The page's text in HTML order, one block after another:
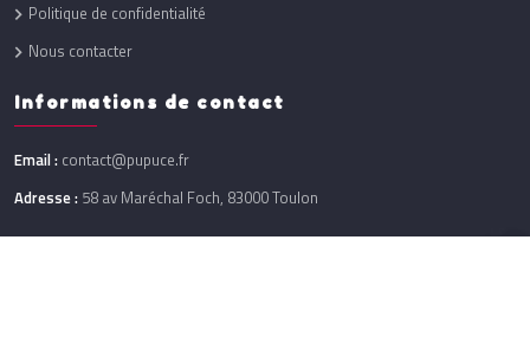
Politique de confidentialité
Nous contacter
Informations de contact
Email : contact@pupuce.fr
Adresse : 58 av Maréchal Foch, 83000 Toulon